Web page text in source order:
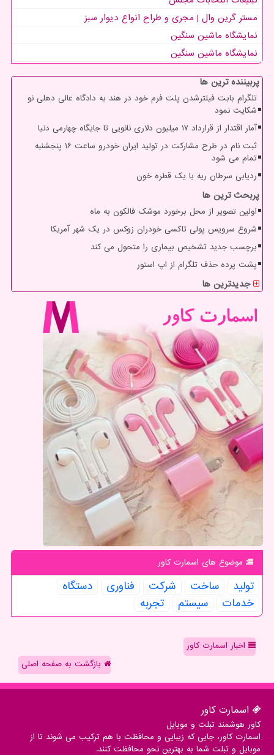
مستر گرین وال | مجری و طراح انواع دیوار سبز
نمایشگاه ماشین سنگین
نمایشگاه ماشین سنگین
پربیننده ترین ها
تلگرام بابت فیلترشدن پلت فرم خود در هند به دادگاه عالی دهلی نو
شکایت نمود
آمار اقتدار از قرارداد ۱۷ میلیون دلاری نانویی تا جایگاه چهارمی دنیا
ثبت نام در طرح مشارکت در تولید ایران خودرو ساعت ۱۶ پنجشنبه
تمام می شود
ردیابی سرطان ریه با یک قطره خون
پربحث ترین ها
اولین تصویر از محل برخورد موشک فالکون به ماه
شروع سرویس پولی تاکسی خودران زوکس در یک شهر آمریکا
برچسب جدید تشخیص بیماری را متحول می کند
پشت پرده حذف تلگرام از اپ استور
جدیدترین ها
موضوع های اسمارت كاور
تولید ساخت شركت فناوری
دستگاه
خدمات
سیستم تجربه
اخبار اسمارت کاور
بازگشت به صفحه اصلی
اسمارت كاور
کاور هوشمند تبلت و موبایل
اسمارت کاور، جایی که زیبایی و محافظت با هم ترکیب می شوند تا از
موبایل و تبلت شما به بهترین نحو محافظت کنند.